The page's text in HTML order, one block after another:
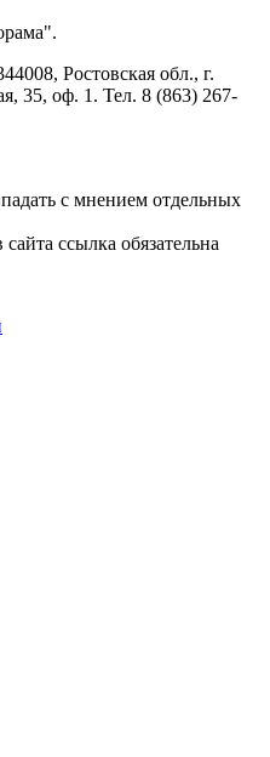
Ростовская обл., г.
35, оф. 1. Тел. 8 (863) 267-
с мнением отдельных
ссылка обязательна